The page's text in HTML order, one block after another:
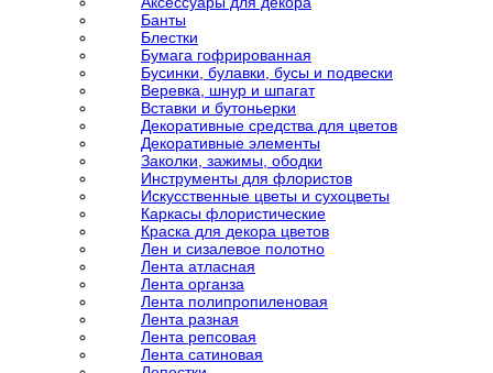
Банты
Блестки
Бумага гофрированная
Бусинки, булавки, бусы и подвески
Веревка, шнур и шпагат
Вставки и бутоньерки
Декоративные средства для цветов
Декоративные элементы
Заколки, зажимы, ободки
Инструменты для флористов
Искусственные цветы и сухоцветы
Каркасы флористические
Краска для декора цветов
Лен и сизалевое полотно
Лента атласная
Лента органза
Лента полипропиленовая
Лента разная
Лента репсовая
Лента сатиновая